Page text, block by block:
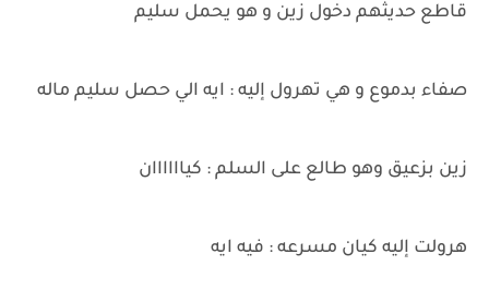
قاطع حديثهم دخول زين و هو يحمل سليم
صفاء بدموع و هي تهرول إليه : ايه الي حصل سليم ماله
زين بزعيق وهو طالع على السلم : كياااااان
هرولت إليه كيان مسرعه : فيه ايه